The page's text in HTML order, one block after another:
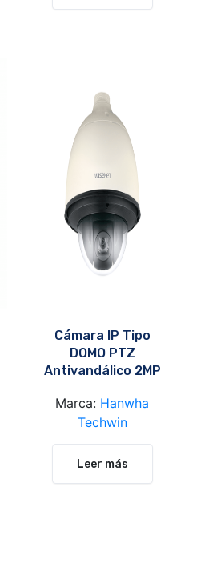
Cámara IP Tipo
DOMO PTZ
Antivandálico 2MP
6321H
Marca: Hanwha
Techwin
Leer más